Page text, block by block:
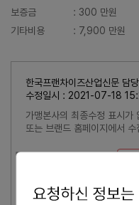
보증금
: 300 만원
기타비용
: 7,900 만원
한국프랜차이즈산업신문 담
수정일시 : 2021-07-18
가맹본사의 최종수정 표시가
또는 브랜드 홈페이지에서
이 브랜